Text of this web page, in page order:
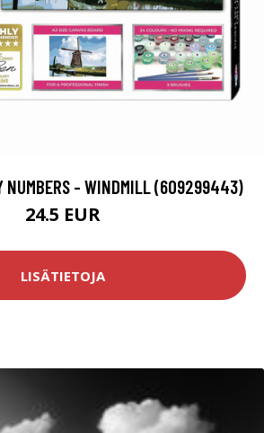
NUMBERS - WINDMILL (609299443)
24.5 EUR
LISÄTIETOJA